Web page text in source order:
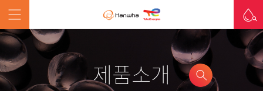
제품소개